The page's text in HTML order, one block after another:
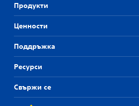
Продукти
Ценности
Поддръжка
Ресурси
Свържи се